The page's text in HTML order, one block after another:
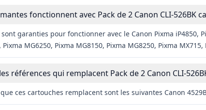
fonctionnent avec Pack de 2 Canon CLI-526BK
garanties pour fonctionner avec le Canon Pixma iP4850,
Pixma MG6250, Pixma MG8150, Pixma MG8250, Pixma
références qui remplacent Pack de 2 Canon CLI-
ces cartouches remplacent sont les suivantes Canon